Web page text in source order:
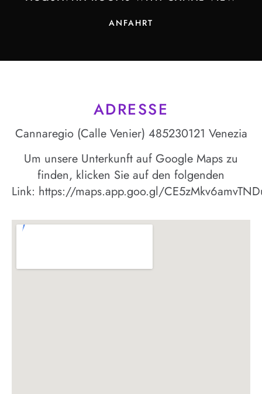
ANFAHRT
ADRESSE
Cannaregio (Calle Venier) 485230121 Venezia
Um unsere Unterkunft auf Google Maps zu
finden, klicken Sie auf den folgenden
Link: https://maps.app.goo.gl/